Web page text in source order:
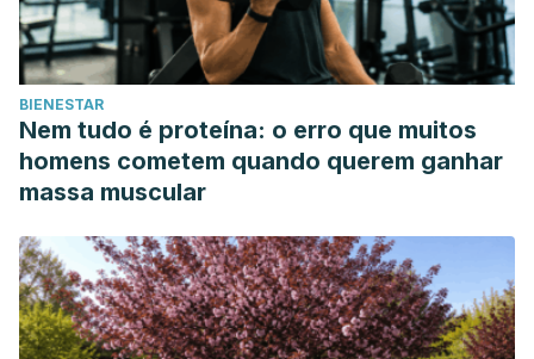
BIENESTAR
Nem tudo é proteína: o erro que muitos
homens cometem quando querem ganhar
massa muscular